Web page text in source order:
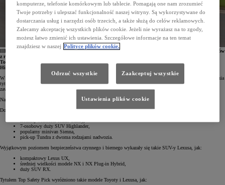
IIHS, czyli Insurance Institute for Highway Safety, opublikował listę najbezpieczniejszych samochodów
z rocznika 2023 na amerykańskim rynku. Najwięcej wyróżnień ze wszystkich producentów zdobyła
Toyota Motor Corporation – 15. Nagrodzono m.in. takie modele, jak Corolla, RAV4, Camry,
Highlander, Lexus UX, NX, RX i ES 350.
W 2023 roku amerykański instytut IIHS, będący odpowiednikiem Euro NCAP, zaostrzył kryteria przyznawania
tytułów Top Safety Pick + oraz Top Safety Pick. Stąd też tegoroczna lista najbezpieczniejszych samochodów
zawiera o połowę mniej samochodów niż miało to miejsce w roku 2022.
Najwyższe wyróżnienie – Top Safety Pick + – otrzymało 5 modeli Toyoty oraz wszystkie SUV-y Lexusa.
Do najbezpieczniejszych samochodów, jakie można kupić w amerykańskich salonach Toyoty, należą:
7-osobowy duży SUV Highlander,
popularny minivan Sienna,
pick-up Tundra z dwoma rodzajami nadwozia.
Wyjątkowym poziomem bezpieczeństwa czynnego i biernego wykazały się takie SUV-y Lexusa, jak:
kompaktowy Lexus UX,
średniej wielkości modele NX i NX Plug-in Hybrid,
duży SUV RX.
Tytułem Top Safety Pick wyróżniono takie modele Toyoty i Lexusa, jak:
komputerze, telefonie komórkowym lub tablecie. Pomagają one nam zrozumieć
Twoje potrzeby i ulepszać funkcjonalność naszej witryny. Są wykorzystywane do
dostarczania usług i narzędzi osób trzecich, a także służą do celów reklamowych.
Zalecamy akceptację wszystkich plików cookie. Jeżeli nie wyrażasz na to zgody,
możesz łatwo zmienić ich ustawienia. Szczegółowe informacje na ten temat
znajdziesz w naszej Polityce plików cookie.
Odrzuć wszystkie Zaakceptuj wszystkie
Ustawienia plików cookie